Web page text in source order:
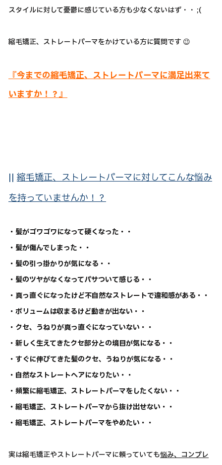
スタイルに対して憂鬱に感じている方も少なくないはず・・ ;(
縮毛矯正、ストレートパーマをかけている方に質問です 😉
『今までの縮毛矯正、ストレートパーマに満足出来て
いますか！？』
|| 縮毛矯正、ストレートパーマに対してこんな悩み
を持っていませんか！？
・髪がゴワゴワになって硬くなった・・
・髪が傷んでしまった・・
・髪の引っ掛かりが気になる・・
・髪のツヤがなくなってパサついて感じる・・
・真っ直ぐになったけど不自然なストレートで違和感がある・・
・ボリュームは収まるけど動きが出ない・・
・クセ、うねりが真っ直ぐになっていない・・
・新しく生えてきたクセ部分との境目が気になる・・
・すぐに伸びてきた髪のクセ、うねりが気になる・・
・自然なストレートヘアになりたい・・
・頻繁に縮毛矯正、ストレートパーマをしたくない・・
・縮毛矯正、ストレートパーマから抜け出せない・・
・縮毛矯正、ストレートパーマをやめたい・・
実は縮毛矯正やストレートパーマに頼っていても悩み、コンプレ